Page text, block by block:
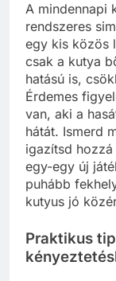
A mindennapi
rendszeres
egy kis közös
csak a kutya
hatású is,
Érdemes
van, aki a
hátát. Ismerd
igazítsd
egy-egy új
puhább
kutyus jó
Praktikus